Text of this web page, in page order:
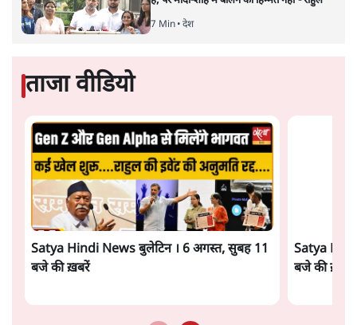
कूटनीति में समय ही सबसेबड़ा कारक होता है। भारत का यूरोप की
यूरोपीय संघ मुक्त व्यापार समझौते (एफ़टीए) में दिखाई देता है—
किसी दीर्घकालिक रणनीतिक दूरदृष्टि की पराकाष्ठा कम, और
परिस्थितियों के दबाव में लिया गया एक तेज़ निर्णय अधिक लगता
और पढ़ें
सत्य हिन्दी ऐपडाउनलोडकरें